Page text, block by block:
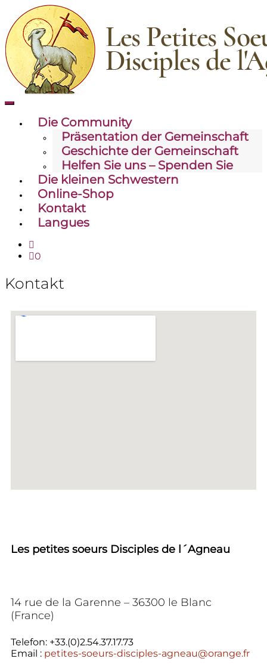
Toggle
mobileDie Community
Präsentation der Gemeinschaft
Geschichte der Gemeinschaft
Helfen Sie uns – Spenden Sie
Die kleinen Schwestern
Online-Shop
Kontakt
Langues
0
Kontakt
Les petites soeurs Disciples de l´Agneau
14 rue de la Garenne – 36300 le Blanc
(France)
Telefon: +33.(0)2.54.37.17.73
Email : petites-soeurs-disciples-agneau@orange.fr